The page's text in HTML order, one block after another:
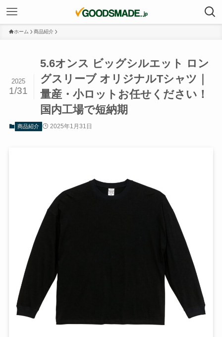
ホーム 商品紹介
5.6オンス ビッグシルエット ロン
グスリーブ オリジナルTシャツ｜
量産・小ロットお任せください！
国内工場で短納期
2025
1/31
商品紹介 2025年1月31日